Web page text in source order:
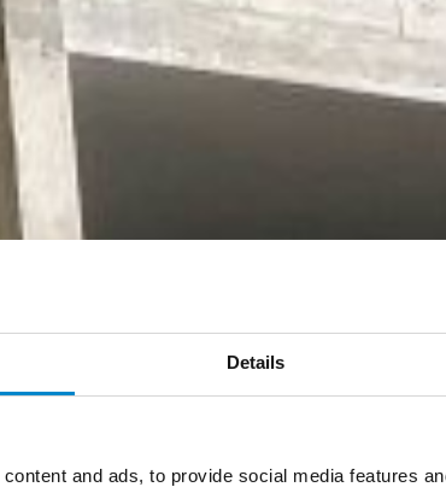
Details
and ads, to provide social media features